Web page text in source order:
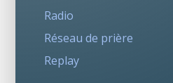
Radio
Réseau de prière
Replay